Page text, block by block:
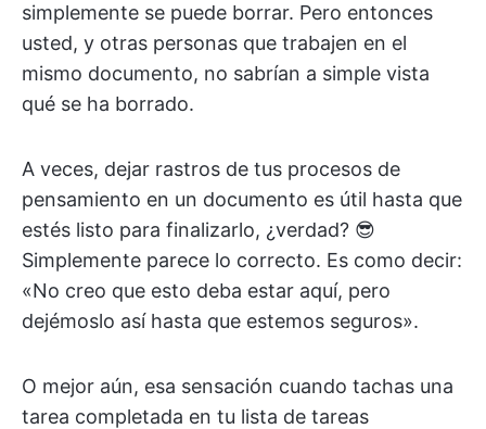
simplemente se puede borrar. Pero entonces
usted, y otras personas que trabajen en el
mismo documento, no sabrían a simple vista
qué se ha borrado.
A veces, dejar rastros de tus procesos de
pensamiento en un documento es útil hasta que
estés listo para finalizarlo, ¿verdad? 😎
Simplemente parece lo correcto. Es como decir:
«No creo que esto deba estar aquí, pero
dejémoslo así hasta que estemos seguros».
O mejor aún, esa sensación cuando tachas una
tarea completada en tu lista de tareas